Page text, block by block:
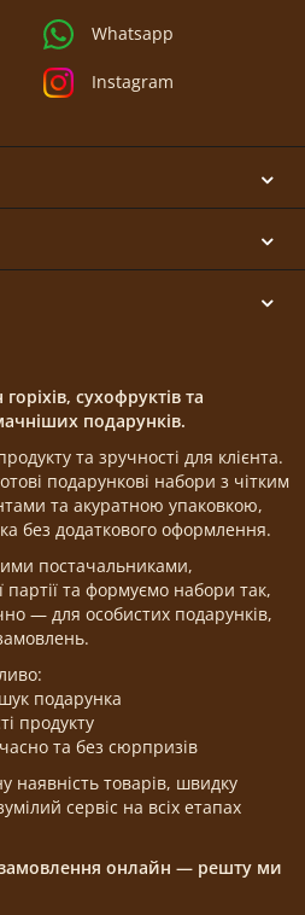
Whatsapp
Instagram
сухофруктів та
подарунків.
та зручності для клієнта.
подарункові набори з чітким
та акуратною упаковкою,
без додаткового оформлення.
постачальниками,
партії та формуємо набори так,
— для особистих подарунків,
подарунка
продукту
та без сюрпризів
наявність товарів, швидку
сервіс на всіх етапах
замовлення онлайн — решту ми